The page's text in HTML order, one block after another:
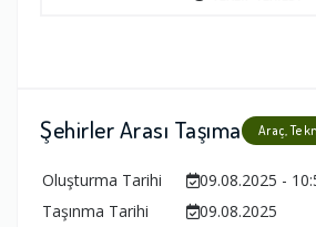
Şehirler Arası Taşıma Araç,
Oluşturma Tarihi
09.08.2025 -
Taşınma Tarihi
09.08.2025